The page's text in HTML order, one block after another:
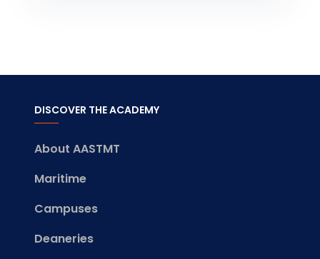
DISCOVER THE ACADEMY
About AASTMT
Maritime
Campuses
Deaneries